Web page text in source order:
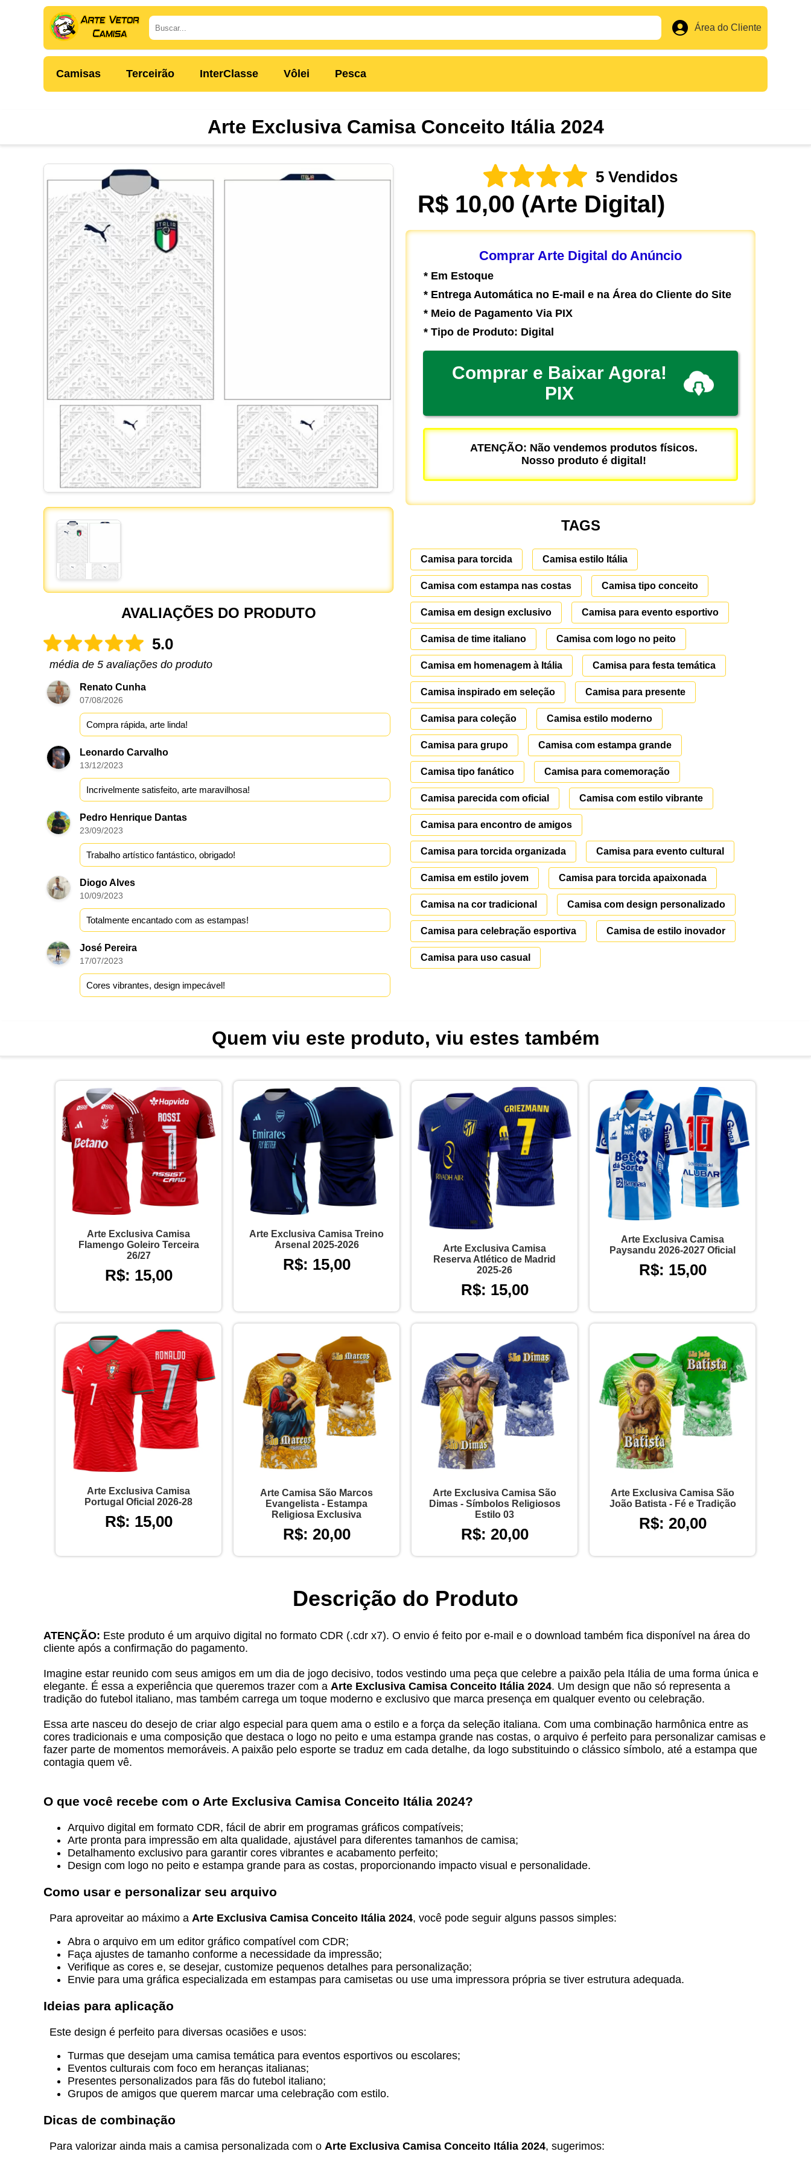
Área do Cliente
Camisas Terceirão InterClasse Vôlei Pesca
Arte Exclusiva Camisa Conceito Itália 2024
AVALIAÇÕES DO PRODUTO
5.0
média de 5 avaliações do produto
Renato Cunha
07/08/2026
Compra rápida, arte linda!
Leonardo Carvalho
13/12/2023
Incrivelmente satisfeito, arte maravilhosa!
Pedro Henrique Dantas
23/09/2023
Trabalho artístico fantástico, obrigado!
Diogo Alves
10/09/2023
Totalmente encantado com as estampas!
José Pereira
17/07/2023
Cores vibrantes, design impecável!
5 Vendidos
R$ 10,00 (Arte Digital)
Comprar Arte Digital do Anúncio
* Em Estoque
* Entrega Automática no E-mail e na Área do Cliente do Site
* Meio de Pagamento Via PIX
* Tipo de Produto: Digital
Comprar e Baixar Agora!
PIX
ATENÇÃO: Não vendemos produtos físicos.
Nosso produto é digital!
TAGS
Camisa para torcida Camisa estilo Itália
Camisa com estampa nas costas Camisa tipo conceito
Camisa em design exclusivo Camisa para evento esportivo
Camisa de time italiano Camisa com logo no peito
Camisa em homenagem à Itália Camisa para festa temática
Camisa inspirado em seleção Camisa para presente
Camisa para coleção Camisa estilo moderno
Camisa para grupo Camisa com estampa grande
Camisa tipo fanático Camisa para comemoração
Camisa parecida com oficial Camisa com estilo vibrante
Camisa para encontro de amigos
Camisa para torcida organizada Camisa para evento cultural
Camisa em estilo jovem Camisa para torcida apaixonada
Camisa na cor tradicional Camisa com design personalizado
Camisa para celebração esportiva Camisa de estilo inovador
Camisa para uso casual
Quem viu este produto, viu estes também
Arte Exclusiva Camisa
Flamengo Goleiro Terceira
26/27
R$: 15,00
Arte Exclusiva Camisa Treino
Arsenal 2025-2026
R$: 15,00
Arte Exclusiva Camisa
Reserva Atlético de Madrid
2025-26
R$: 15,00
Arte Exclusiva Camisa
Paysandu 2026-2027 Oficial
R$: 15,00
Arte Exclusiva Camisa
Portugal Oficial 2026-28
R$: 15,00
Arte Camisa São Marcos
Evangelista - Estampa
Religiosa Exclusiva
R$: 20,00
Arte Exclusiva Camisa São
Dimas - Símbolos Religiosos
Estilo 03
R$: 20,00
Arte Exclusiva Camisa São
João Batista - Fé e Tradição
R$: 20,00
Descrição do Produto
ATENÇÃO: Este produto é um arquivo digital no formato CDR (.cdr x7). O envio é feito por e-mail e o download também fica disponível na área do
cliente após a confirmação do pagamento.
Imagine estar reunido com seus amigos em um dia de jogo decisivo, todos vestindo uma peça que celebre a paixão pela Itália de uma forma única e
elegante. É essa a experiência que queremos trazer com a Arte Exclusiva Camisa Conceito Itália 2024. Um design que não só representa a
tradição do futebol italiano, mas também carrega um toque moderno e exclusivo que marca presença em qualquer evento ou celebração.
Essa arte nasceu do desejo de criar algo especial para quem ama o estilo e a força da seleção italiana. Com uma combinação harmônica entre as
cores tradicionais e uma composição que destaca o logo no peito e uma estampa grande nas costas, o arquivo é perfeito para personalizar camisas e
fazer parte de momentos memoráveis. A paixão pelo esporte se traduz em cada detalhe, da logo substituindo o clássico símbolo, até a estampa que
contagia quem vê.
O que você recebe com o Arte Exclusiva Camisa Conceito Itália 2024?
Arquivo digital em formato CDR, fácil de abrir em programas gráficos compatíveis;
Arte pronta para impressão em alta qualidade, ajustável para diferentes tamanhos de camisa;
Detalhamento exclusivo para garantir cores vibrantes e acabamento perfeito;
Design com logo no peito e estampa grande para as costas, proporcionando impacto visual e personalidade.
Como usar e personalizar seu arquivo
Para aproveitar ao máximo a Arte Exclusiva Camisa Conceito Itália 2024, você pode seguir alguns passos simples:
Abra o arquivo em um editor gráfico compatível com CDR;
Faça ajustes de tamanho conforme a necessidade da impressão;
Verifique as cores e, se desejar, customize pequenos detalhes para personalização;
Envie para uma gráfica especializada em estampas para camisetas ou use uma impressora própria se tiver estrutura adequada.
Ideias para aplicação
Este design é perfeito para diversas ocasiões e usos:
Turmas que desejam uma camisa temática para eventos esportivos ou escolares;
Eventos culturais com foco em heranças italianas;
Presentes personalizados para fãs do futebol italiano;
Grupos de amigos que querem marcar uma celebração com estilo.
Dicas de combinação
Para valorizar ainda mais a camisa personalizada com o Arte Exclusiva Camisa Conceito Itália 2024, sugerimos: